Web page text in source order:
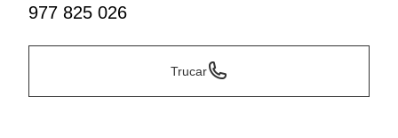
977 825 026
Trucar